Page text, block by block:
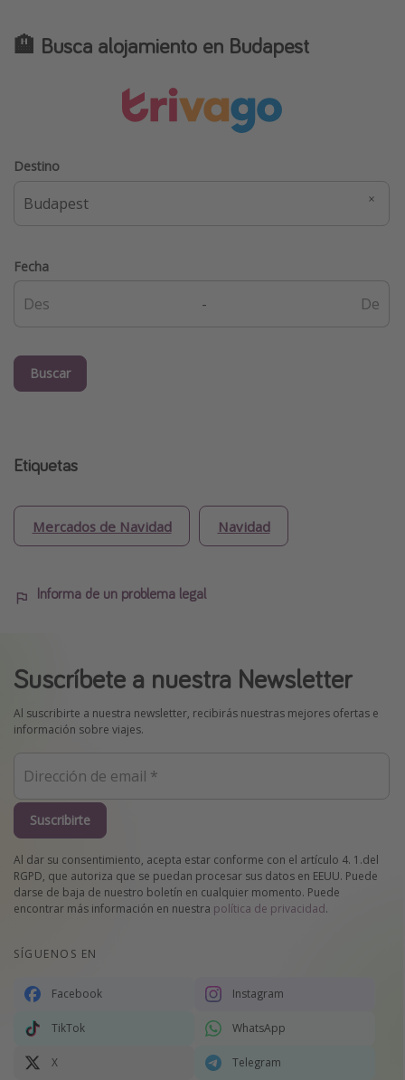
🏨 Busca alojamiento en Budapest
Destino
Fecha
-
Buscar
Etiquetas
Mercados de Navidad Navidad
Informa de un problema legal
Suscríbete a nuestra Newsletter
Al suscribirte a nuestra newsletter, recibirás nuestras mejores ofertas e
información sobre viajes.
Suscribirte
Al dar su consentimiento, acepta estar conforme con el artículo 4. 1.del
RGPD, que autoriza que se puedan procesar sus datos en EEUU. Puede
darse de baja de nuestro boletín en cualquier momento. Puede
encontrar más información en nuestra política de privacidad.
SÍGUENOS EN
Facebook Instagram
TikTok WhatsApp
X Telegram